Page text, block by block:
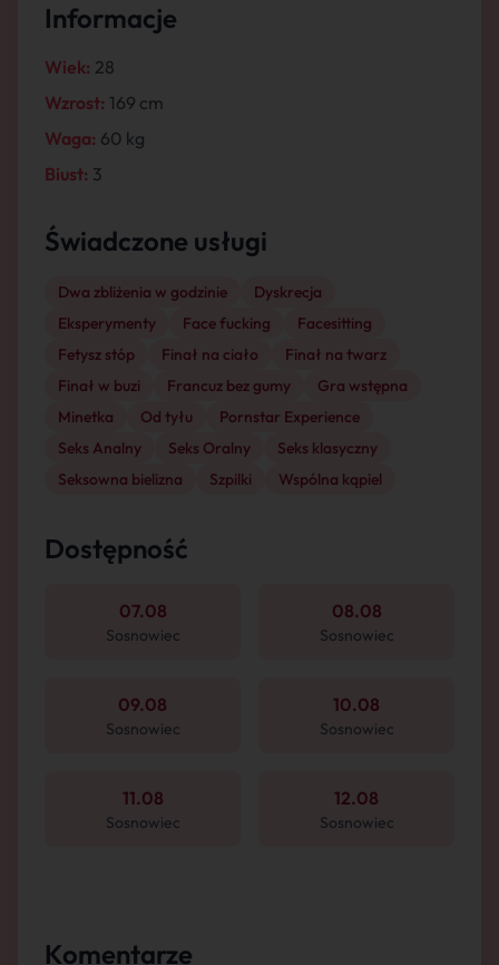
Informacje
Wiek: 28
Wzrost: 169 cm
Waga: 60 kg
Biust: 3
Świadczone usługi
Dwa zbliżenia w godzinie
Dyskrecja
Eksperymenty
Face fucking
Facesitting
Fetysz stóp
Finał na ciało
Finał na twarz
Finał w buzi
Francuz bez gumy
Gra wstępna
Minetka
Od tyłu
Pornstar Experience
Seks Analny
Seks Oralny
Seks klasyczny
Seksowna bielizna
Szpilki Wspólna kąpiel
Dostępność
07.08
Sosnowiec
08.08
Sosnowiec
09.08
Sosnowiec
10.08
Sosnowiec
11.08
Sosnowiec
12.08
Sosnowiec
Komentarze